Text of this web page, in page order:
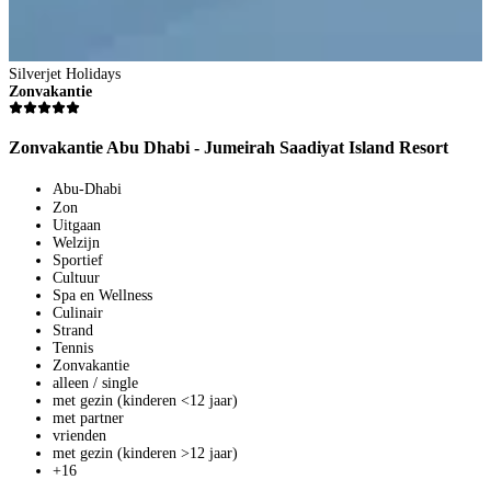
Silverjet Holidays
Zonvakantie
Zonvakantie Abu Dhabi - Jumeirah Saadiyat Island Resort
Abu-Dhabi
Zon
Uitgaan
Welzijn
Sportief
Cultuur
Spa en Wellness
Culinair
Strand
Tennis
Zonvakantie
alleen / single
met gezin (kinderen <12 jaar)
met partner
vrienden
met gezin (kinderen >12 jaar)
+16